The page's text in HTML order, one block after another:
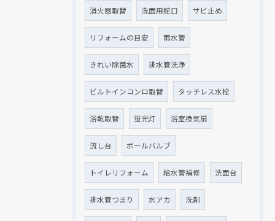
消火器取替 洗面用蛇口 サビ止め
リフォームの目安 雨水管
きれい除菌水 排水管洗浄
ビルトインコンロ取替 タッチレス水栓
浴乾取替 蛍光灯 浴室換気扇
流し台 ボールバルブ
トイレリフォーム 給水管補修 洗面台
排水管つまり 水アカ 洗剤